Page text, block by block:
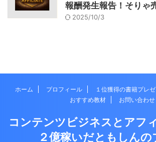
報酬発生報告！そりゃ
2025/10/3
ホーム プロフィール １位獲得の書籍プレゼ
おすすめ教材
お問い合わせ
コンテンツビジネスとアフ
２億稼いだともしんの